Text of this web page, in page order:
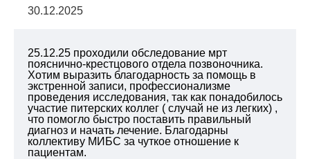
30.12.2025
25.12.25 проходили обследование мрт
пояснично-крестцового отдела позвоночника.
Хотим выразить благодарность за помощь в
экстренной записи, профессионализме
проведения исследования, так как понадобилось
участие питерских коллег ( случай не из легких) ,
что помогло быстро поставить правильный
диагноз и начать лечение. Благодарны
коллективу МИБС за чуткое отношение к
пациентам.